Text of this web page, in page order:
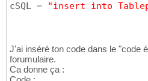
cSQL = "insert into
J'ai inséré ton code dans le "code
forumulaire.
Ca donne ça :